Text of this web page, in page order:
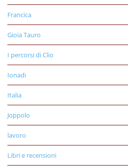
Francica
Gioia Tauro
I percorsi di Clio
Ionadi
Italia
Joppolo
lavoro
Libri e recensioni